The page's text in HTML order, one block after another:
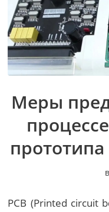
Меры
PCB (Printed circuit